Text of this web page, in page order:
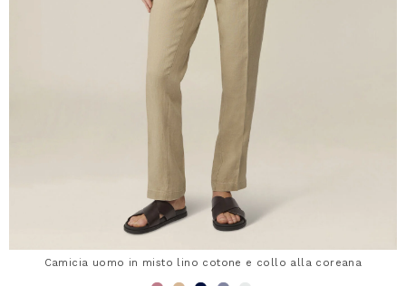
Camicia uomo in misto lino cotone e collo alla coreana